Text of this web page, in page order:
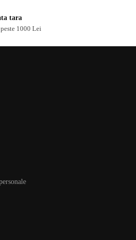
tara
1000 Lei